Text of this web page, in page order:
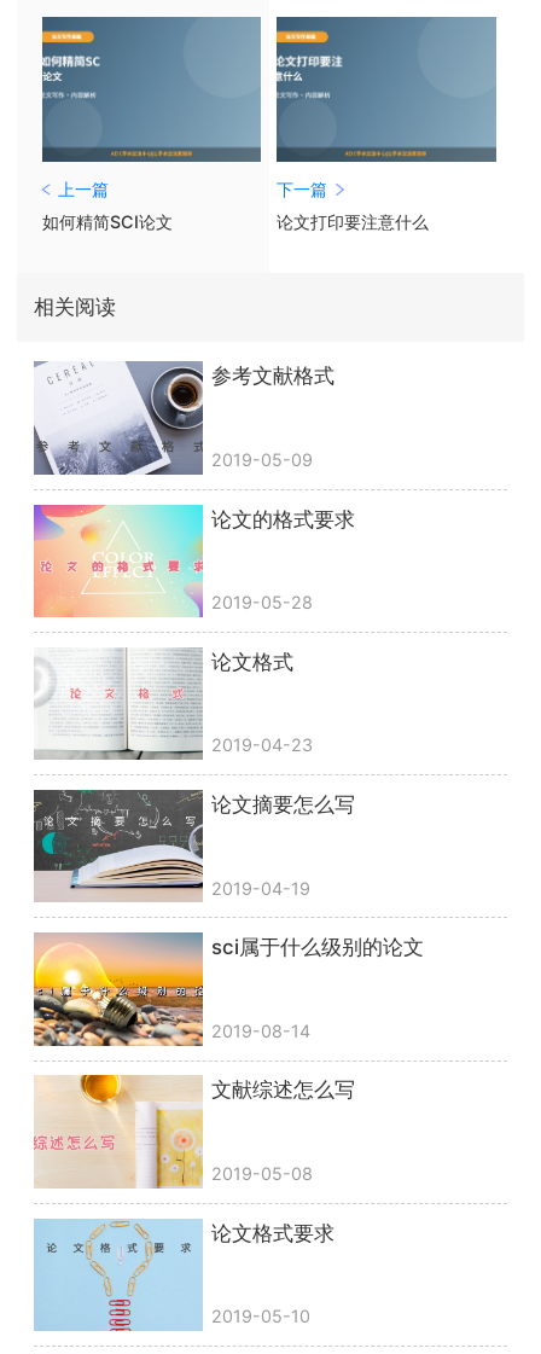
上一篇
如何精简SCI论文
下一篇
论文打印要注意什么
相关阅读
参考文献格式
2019-05-09
论文的格式要求
2019-05-28
论文格式
2019-04-23
论文摘要怎么写
2019-04-19
sci属于什么级别的论文
2019-08-14
文献综述怎么写
2019-05-08
论文格式要求
2019-05-10